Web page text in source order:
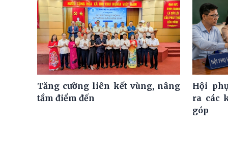
Tăng cường liên kết vùng, nâng
tầm điểm đến
Hội
ra các
góp